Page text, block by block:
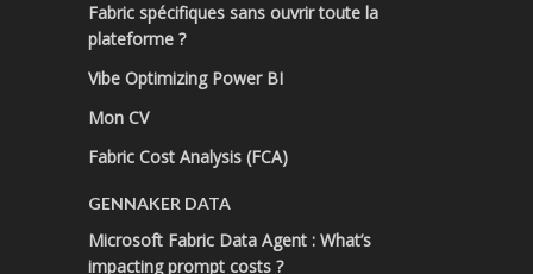
Fabric spécifiques sans ouvrir toute la
plateforme ?
Vibe Optimizing Power BI
Mon CV
Fabric Cost Analysis (FCA)
GENNAKER DATA
Microsoft Fabric Data Agent : What’s
impacting prompt costs ?